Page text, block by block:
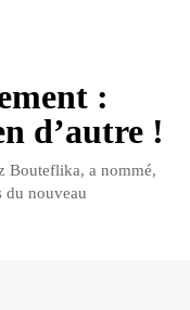
:
d’autre !
Bouteflika, a nommé,
du nouveau